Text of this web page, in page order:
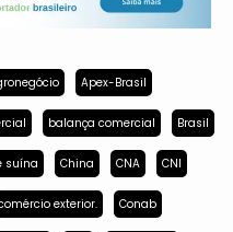
Apex-Brasil
balança comercial Brasil
suína China CNA CNI
exterior. Conab